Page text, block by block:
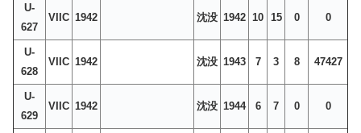
U-
627
VIIC 1942 沈没 1942 10 15 0 0
U-
628
VIIC 1942 沈没 1943 7 3 8 47427
U-
629
VIIC 1942 沈没 1944 6 7 0 0